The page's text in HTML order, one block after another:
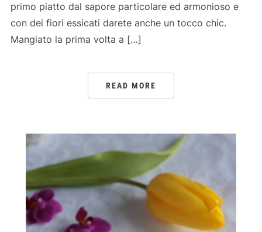
primo piatto dal sapore particolare ed armonioso e
con dei fiori essicati darete anche un tocco chic.
Mangiato la prima volta a […]
READ MORE